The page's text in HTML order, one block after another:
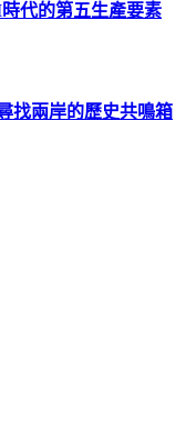
代的第五生產要素
找兩岸的歷史共鳴箱